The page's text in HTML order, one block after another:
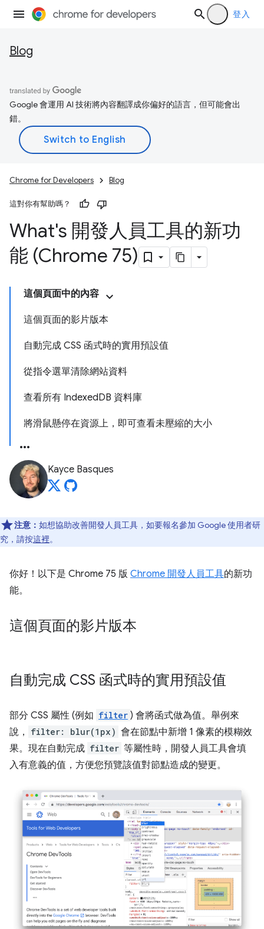
登入
Blog
Google 會運用 AI 技術將內容翻譯成你偏好的語言，但可能會出
錯。
Chrome for Developers Blog
這對你有幫助嗎？
What's 開發人員工具的新功
能 (Chrome 75)
這個頁面中的內容
這個頁面的影片版本
自動完成 CSS 函式時的實用預設值
從指令選單清除網站資料
查看所有 IndexedDB 資料庫
將滑鼠懸停在資源上，即可查看未壓縮的大小
Kayce Basques
注意： 如想協助改善開發人員工具，如要報名參加 Google 使用者研
究，請按這裡。
你好！以下是 Chrome 75 版 Chrome 開發人員工具的新功
能。
這個頁面的影片版本
自動完成 CSS 函式時的實用預設值
部分 CSS 屬性 (例如 filter ) 會將函式做為值。舉例來
說，
filter: blur(1px) 會在節點中新增 1 像素的模糊效
果。現在自動完成 filter 等屬性時，開發人員工具會填
入有意義的值，方便您預覽該值對節點造成的變更。